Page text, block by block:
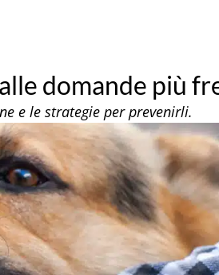
domande più
e le strategie per prevenirli.